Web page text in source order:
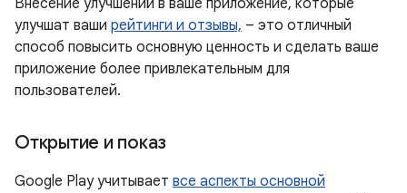
Внесение улучшений в ваше приложение, которые
улучшат ваши рейтинги и отзывы, – это отличный
способ повысить основную ценность и сделать ваше
приложение более привлекательным для
пользователей.
Открытие и показ
Google Play учитывает все аспекты основной